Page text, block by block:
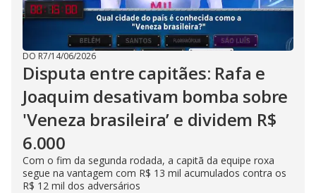
DO R7/14/06/2026
Disputa entre capitães: Rafa e
Joaquim desativam bomba sobre
'Veneza brasileira’ e dividem R$
6.000
Com o fim da segunda rodada, a capitã da equipe roxa
segue na vantagem com R$ 13 mil acumulados contra os
R$ 12 mil dos adversários